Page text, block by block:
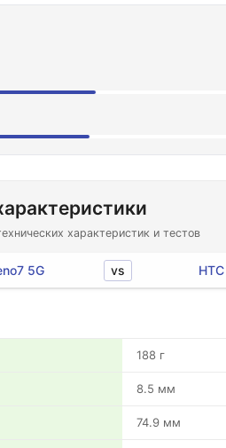
характеристик и тестов
5G vs
188 г
8.5 мм
74.9 мм